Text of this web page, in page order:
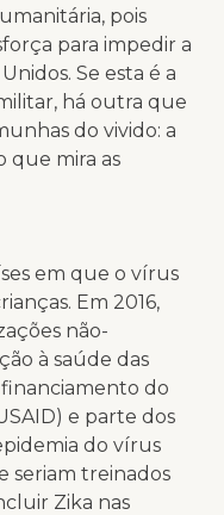
pois
para impedir a
Se esta é a
há outra que
do vivido: a
que mira as
em que o vírus
Em 2016,
não-
à saúde das
do
e parte dos
do vírus
seriam treinados
Zika nas